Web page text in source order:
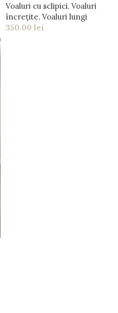
Voaluri cu sclipici, Voaluri
încrețite, Voaluri lungi
350.00 lei